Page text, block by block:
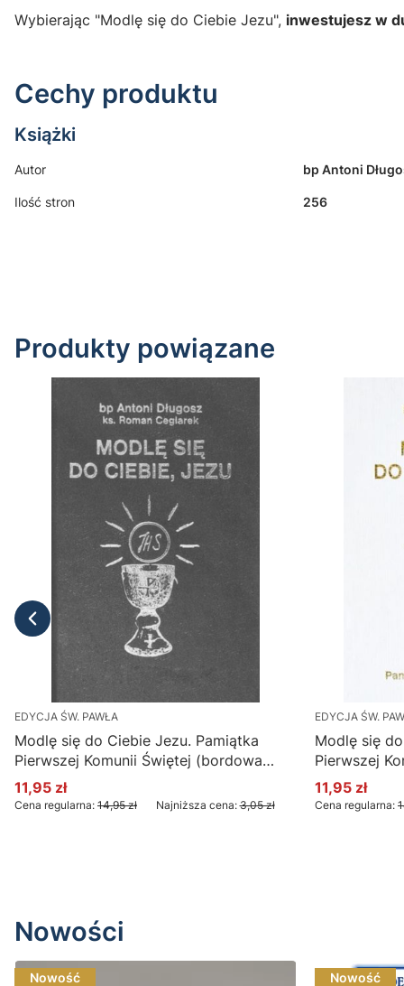
Wybierając "Modlę się do Ciebie Jezu", inwestujesz w
Cechy produktu
Książki
Autor bp Antoni
Ilość stron 256
Produkty powiązane
EDYCJA ŚW. PAWŁA
Modlę się do Ciebie Jezu. Pamiątka
Pierwszej Komunii Świętej (bordowa
okładka)
Cena promocyjna
11,95 zł
Cena regularna: 14,95 zł Najniższa cena: 3,05 zł
EDYCJA ŚW.
Modlę się
Pierwszej
okładka) -
Cena
11,95 zł
Cena regularna:
Nowości
Nowość Nowość